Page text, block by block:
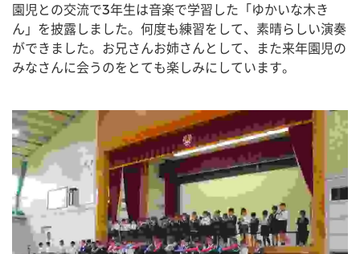
園児との交流で3年生は音楽で学習した「ゆかいな木き
ん」を披露しました。何度も練習をして、素晴らしい演奏
ができました。お兄さんお姉さんとして、また来年園児の
みなさんに会うのをとても楽しみにしています。